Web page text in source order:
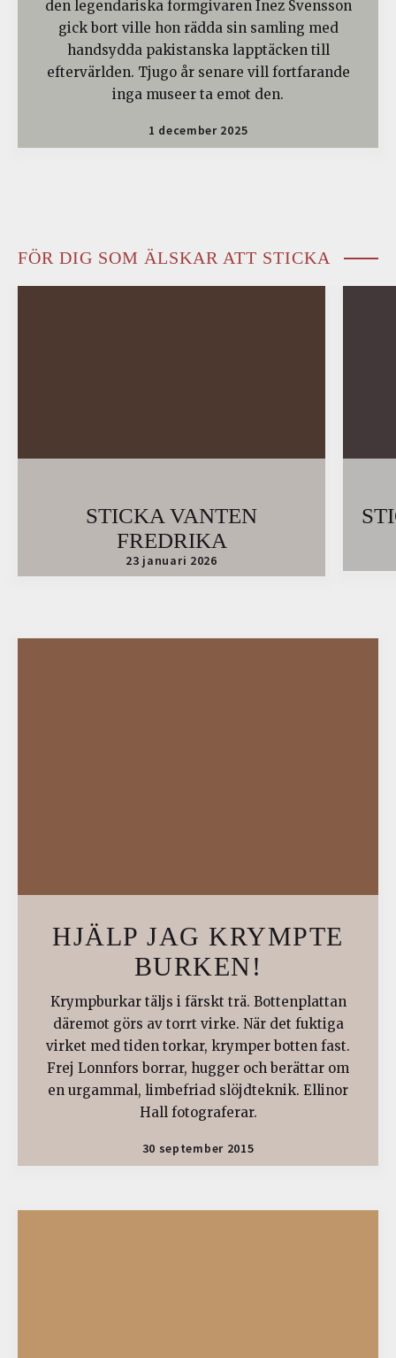
den legendariska formgivaren Inez Svensson
gick bort ville hon rädda sin samling med
handsydda pakistanska lapptäcken till
eftervärlden. Tjugo år senare vill fortfarande
inga museer ta emot den.
1 december 2025
FÖR DIG SOM ÄLSKAR ATT STICKA
STICKA VANTEN
FREDRIKA
23 januari 2026
HJÄLP JAG KRYMPTE
BURKEN!
Krympburkar täljs i färskt trä. Bottenplattan
däremot görs av torrt virke. När det fuktiga
virket med tiden torkar, krymper botten fast.
Frej Lonnfors borrar, hugger och berättar om
en urgammal, limbefriad slöjdteknik. Ellinor
Hall fotograferar.
30 september 2015